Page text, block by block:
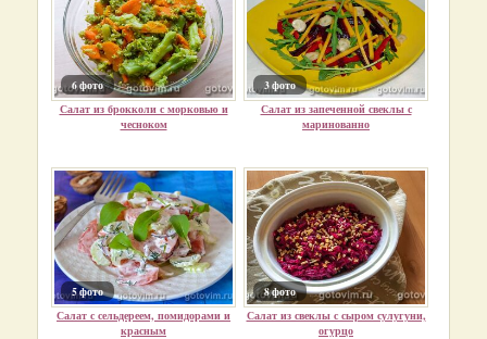
6 фото
Салат из брокколи с морковью и
чесноком
3 фото
Салат из запеченной свеклы с
маринованно
5 фото
Салат с сельдереем, помидорами и
красным
8 фото
Салат из свеклы с сыром сулугуни,
огурцо